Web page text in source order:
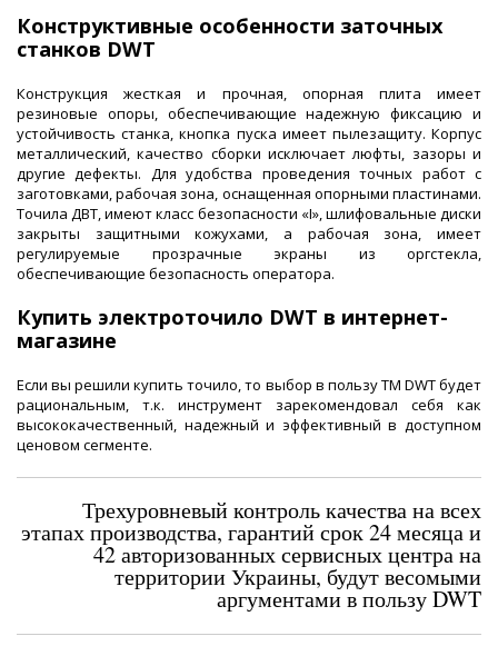
Конструктивные особенности заточных
станков DWT
Конструкция жесткая и прочная, опорная плита имеет
резиновые опоры, обеспечивающие надежную фиксацию и
устойчивость станка, кнопка пуска имеет пылезащиту. Корпус
металлический, качество сборки исключает люфты, зазоры и
другие дефекты. Для удобства проведения точных работ с
заготовками, рабочая зона, оснащенная опорными пластинами.
Точила ДВТ, имеют класс безопасности «I», шлифовальные диски
закрыты защитными кожухами, а рабочая зона, имеет
регулируемые прозрачные экраны из оргстекла,
обеспечивающие безопасность оператора.
Купить электроточило DWT в интернет-
магазине
Если вы решили купить точило, то выбор в пользу ТМ DWT будет
рациональным, т.к. инструмент зарекомендовал себя как
высококачественный, надежный и эффективный в доступном
ценовом сегменте.
Трехуровневый контроль качества на всех
этапах производства, гарантий срок 24 месяца и
42 авторизованных сервисных центра на
территории Украины, будут весомыми
аргументами в пользу DWT